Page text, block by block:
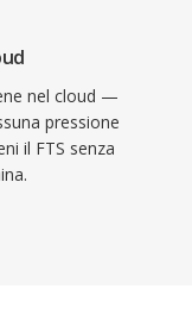
nel cloud —
pressione
il FTS senza